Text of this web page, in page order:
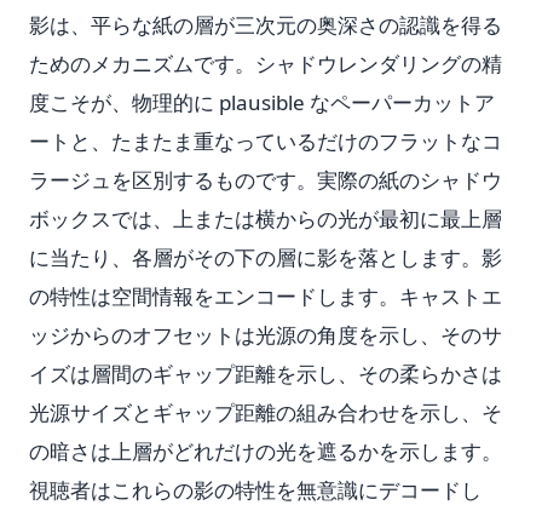
影は、平らな紙の層が三次元の奥深さの認識を得る
ためのメカニズムです。シャドウレンダリングの精
度こそが、物理的に plausible なペーパーカットア
ートと、たまたま重なっているだけのフラットなコ
ラージュを区別するものです。実際の紙のシャドウ
ボックスでは、上または横からの光が最初に最上層
に当たり、各層がその下の層に影を落とします。影
の特性は空間情報をエンコードします。キャストエ
ッジからのオフセットは光源の角度を示し、そのサ
イズは層間のギャップ距離を示し、その柔らかさは
光源サイズとギャップ距離の組み合わせを示し、そ
の暗さは上層がどれだけの光を遮るかを示します。
視聴者はこれらの影の特性を無意識にデコードし